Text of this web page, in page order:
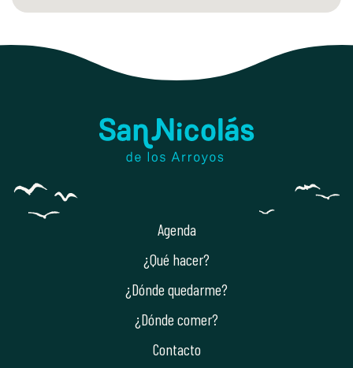
Agenda
¿Qué hacer?
¿Dónde quedarme?
¿Dónde comer?
Contacto